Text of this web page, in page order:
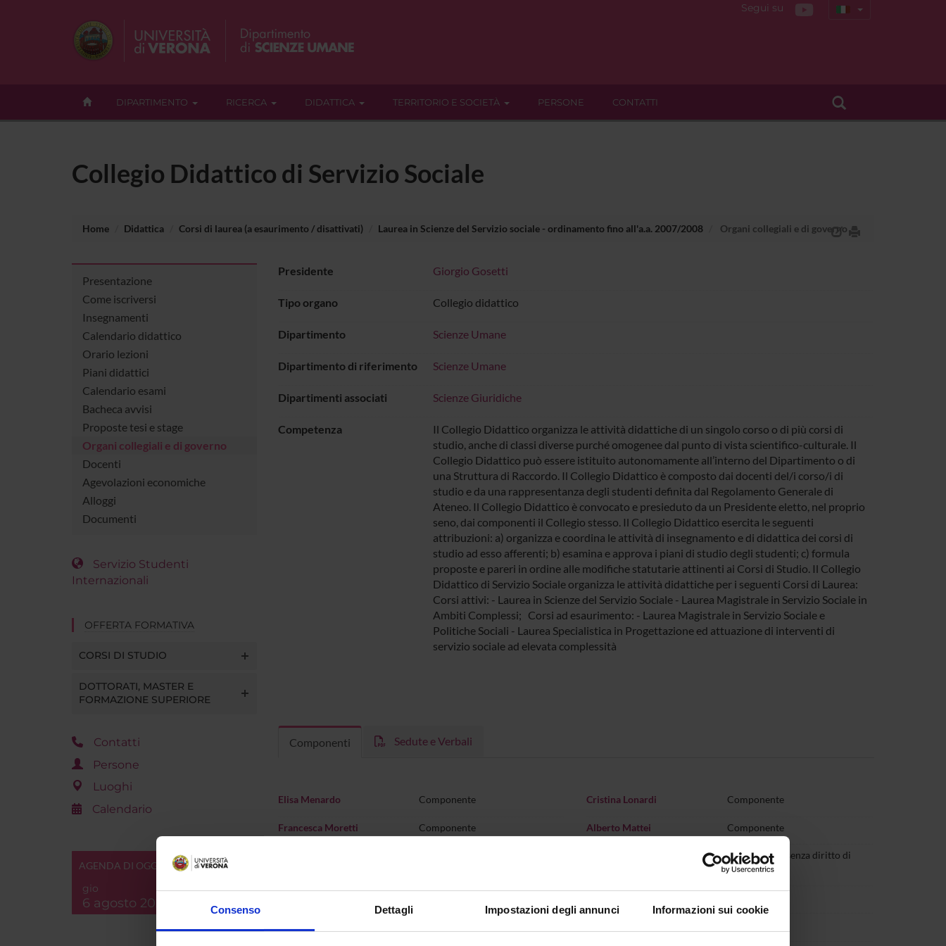
Consenso Dettagli Impostazioni degli annunci Informazioni sui cookie
Segui su
DIPARTIMENTO RICERCA DIDATTICA TERRITORIO E SOCIETÀ PERSONE CONTATTI
Collegio Didattico di Servizio Sociale
Home Didattica Corsi di laurea (a esaurimento / disattivati) Laurea in Scienze del Servizio sociale - ordinamento fino all'a.a. 2007/2008 Organi collegiali e di governo
Presentazione
Come iscriversi
Insegnamenti
Calendario didattico
Orario lezioni
Piani didattici
Calendario esami
Bacheca avvisi
Proposte tesi e stage
Organi collegiali e di governo
Docenti
Agevolazioni economiche
Alloggi
Documenti
Servizio Studenti
Internazionali
OFFERTA FORMATIVA
CORSI DI STUDIO
DOTTORATI, MASTER E
FORMAZIONE SUPERIORE
Contatti
Persone
Luoghi
Calendario
AGENDA DI OGGI
gio
6 agosto 2026
Presidente Giorgio Gosetti
Tipo organo Collegio didattico
Dipartimento Scienze Umane
Dipartimento di riferimento Scienze Umane
Dipartimenti associati Scienze Giuridiche
Competenza
Il Collegio Didattico organizza le attività didattiche di un singolo corso o di più corsi di
studio, anche di classi diverse purché omogenee dal punto di vista scientifico-culturale. Il
Collegio Didattico può essere istituito autonomamente all’interno del Dipartimento o di
una Struttura di Raccordo. Il Collegio Didattico è composto dai docenti del/i corso/i di
studio e da una rappresentanza degli studenti definita dal Regolamento Generale di
Ateneo. Il Collegio Didattico è convocato e presieduto da un Presidente eletto, nel proprio
seno, dai componenti il Collegio stesso. Il Collegio Didattico esercita le seguenti
attribuzioni: a) organizza e coordina le attività di insegnamento e di didattica dei corsi di
studio ad esso afferenti; b) esamina e approva i piani di studio degli studenti; c) formula
proposte e pareri in ordine alle modifiche statutarie attinenti ai Corsi di Studio. Il Collegio
Didattico di Servizio Sociale organizza le attività didattiche per i seguenti Corsi di Laurea:
Corsi attivi: - Laurea in Scienze del Servizio Sociale - Laurea Magistrale in Servizio Sociale in
Ambiti Complessi; Corsi ad esaurimento: - Laurea Magistrale in Servizio Sociale e
Politiche Sociali - Laurea Specialistica in Progettazione ed attuazione di interventi di
servizio sociale ad elevata complessità
Componenti Sedute e Verbali
Elisa Menardo Componente
Francesca Moretti Componente
Cristina Lonardi Componente
Alberto Mattei Componente
Componente senza diritto di
voto